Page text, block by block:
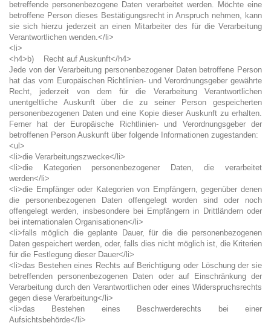
betreffende personenbezogene Daten verarbeitet werden. Möchte eine
betroffene Person dieses Bestätigungsrecht in Anspruch nehmen, kann
sie sich hierzu jederzeit an einen Mitarbeiter des für die Verarbeitung
Verantwortlichen wenden.</li>
<li>
<h4>b) Recht auf Auskunft</h4>
Jede von der Verarbeitung personenbezogener Daten betroffene Person
hat das vom Europäischen Richtlinien- und Verordnungsgeber gewährte
Recht, jederzeit von dem für die Verarbeitung Verantwortlichen
unentgeltliche Auskunft über die zu seiner Person gespeicherten
personenbezogenen Daten und eine Kopie dieser Auskunft zu erhalten.
Ferner hat der Europäische Richtlinien- und Verordnungsgeber der
betroffenen Person Auskunft über folgende Informationen zugestanden:
<ul>
<li>die Verarbeitungszwecke</li>
<li>die Kategorien personenbezogener Daten, die verarbeitet
werden</li>
<li>die Empfänger oder Kategorien von Empfängern, gegenüber denen
die personenbezogenen Daten offengelegt worden sind oder noch
offengelegt werden, insbesondere bei Empfängern in Drittländern oder
bei internationalen Organisationen</li>
<li>falls möglich die geplante Dauer, für die die personenbezogenen
Daten gespeichert werden, oder, falls dies nicht möglich ist, die Kriterien
für die Festlegung dieser Dauer</li>
<li>das Bestehen eines Rechts auf Berichtigung oder Löschung der sie
betreffenden personenbezogenen Daten oder auf Einschränkung der
Verarbeitung durch den Verantwortlichen oder eines Widerspruchsrechts
gegen diese Verarbeitung</li>
<li>das Bestehen eines Beschwerderechts bei einer
Aufsichtsbehörde</li>